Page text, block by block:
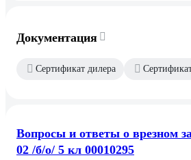
Документация
Сертификат дилера
Вопросы и ответы о
02 /б/о/ 5 кл 00010295